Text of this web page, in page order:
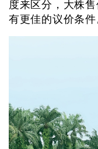
度来区分，大株
有更佳的议价条件